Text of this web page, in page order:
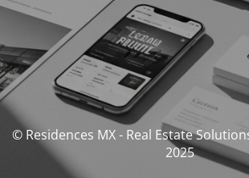
© Residences MX - Real Estate
2025